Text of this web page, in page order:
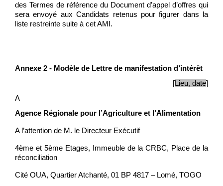
des Termes de référence du Document d’appel d’offres qui
sera envoyé aux Candidats retenus pour figurer dans la
liste restreinte suite à cet AMI.
Annexe 2 - Modèle de Lettre de manifestation d’intérêt
[Lieu, date]
A
Agence Régionale pour l’Agriculture et l’Alimentation
A l’attention de M. le Directeur Exécutif
4ème et 5ème Etages, Immeuble de la CRBC, Place de la
réconciliation
Cité OUA, Quartier Atchanté, 01 BP 4817 – Lomé, TOGO